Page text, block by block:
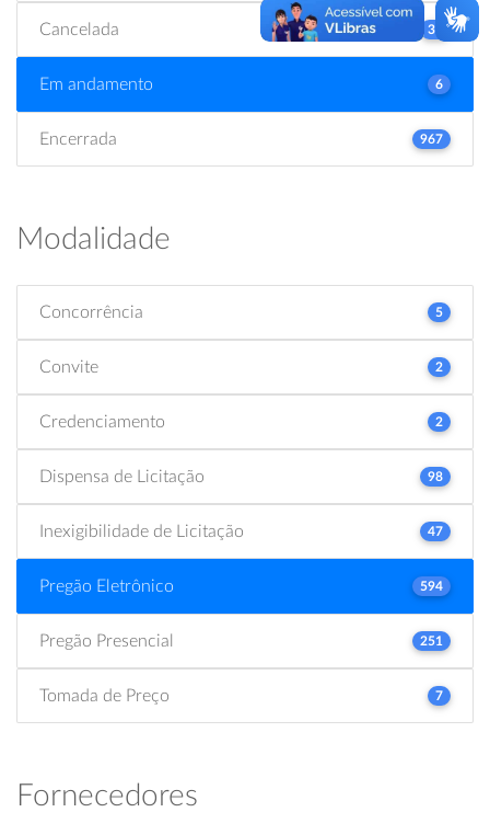
Cancelada 31
Em andamento 6
Encerrada 967
Modalidade
Concorrência 5
Convite 2
Credenciamento 2
Dispensa de Licitação 98
Inexigibilidade de Licitação 47
Pregão Eletrônico 594
Pregão Presencial 251
Tomada de Preço 7
Fornecedores